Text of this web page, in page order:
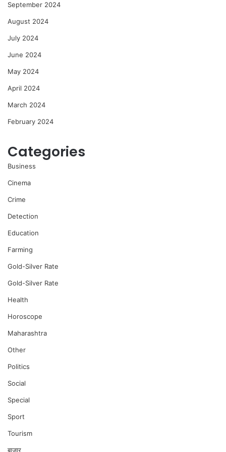
September 2024
August 2024
July 2024
June 2024
May 2024
April 2024
March 2024
February 2024
Categories
Business
Cinema
Crime
Detection
Education
Farming
Gold-Silver Rate
Gold-Silver Rate
Health
Horoscope
Maharashtra
Other
Politics
Social
Special
Sport
Tourism
बाजार